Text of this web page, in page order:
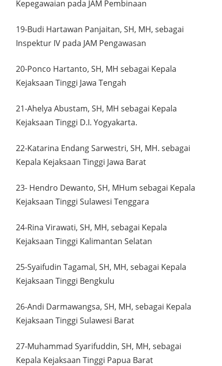
Kepegawaian pada JAM Pembinaan
19-Budi Hartawan Panjaitan, SH, MH, sebagai
Inspektur IV pada JAM Pengawasan
20-Ponco Hartanto, SH, MH sebagai Kepala
Kejaksaan Tinggi Jawa Tengah
21-Ahelya Abustam, SH, MH sebagai Kepala
Kejaksaan Tinggi D.I. Yogyakarta.
22-Katarina Endang Sarwestri, SH, MH. sebagai
Kepala Kejaksaan Tinggi Jawa Barat
23- Hendro Dewanto, SH, MHum sebagai Kepala
Kejaksaan Tinggi Sulawesi Tenggara
24-Rina Virawati, SH, MH, sebagai Kepala
Kejaksaan Tinggi Kalimantan Selatan
25-Syaifudin Tagamal, SH, MH, sebagai Kepala
Kejaksaan Tinggi Bengkulu
26-Andi Darmawangsa, SH, MH, sebagai Kepala
Kejaksaan Tinggi Sulawesi Barat
27-Muhammad Syarifuddin, SH, MH, sebagai
Kepala Kejaksaan Tinggi Papua Barat